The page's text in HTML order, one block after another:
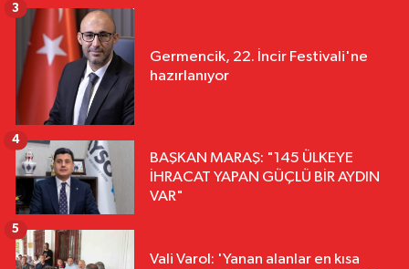
Germencik, 22. İncir Festivali'ne
hazırlanıyor
3
BAŞKAN MARAŞ: "145 ÜLKEYE
İHRACAT YAPAN GÜÇLÜ BİR AYDIN
VAR"
4
Vali Varol: 'Yanan alanlar en kısa
5